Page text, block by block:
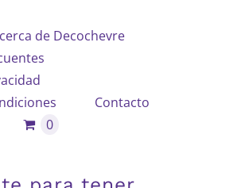
de Decochevre
Contacto
0